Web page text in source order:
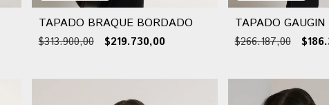
TAPADO BRAQUE BORDADO
$313.900,00 $219.730,00
TAPADO GAUGIN
$266.187,00